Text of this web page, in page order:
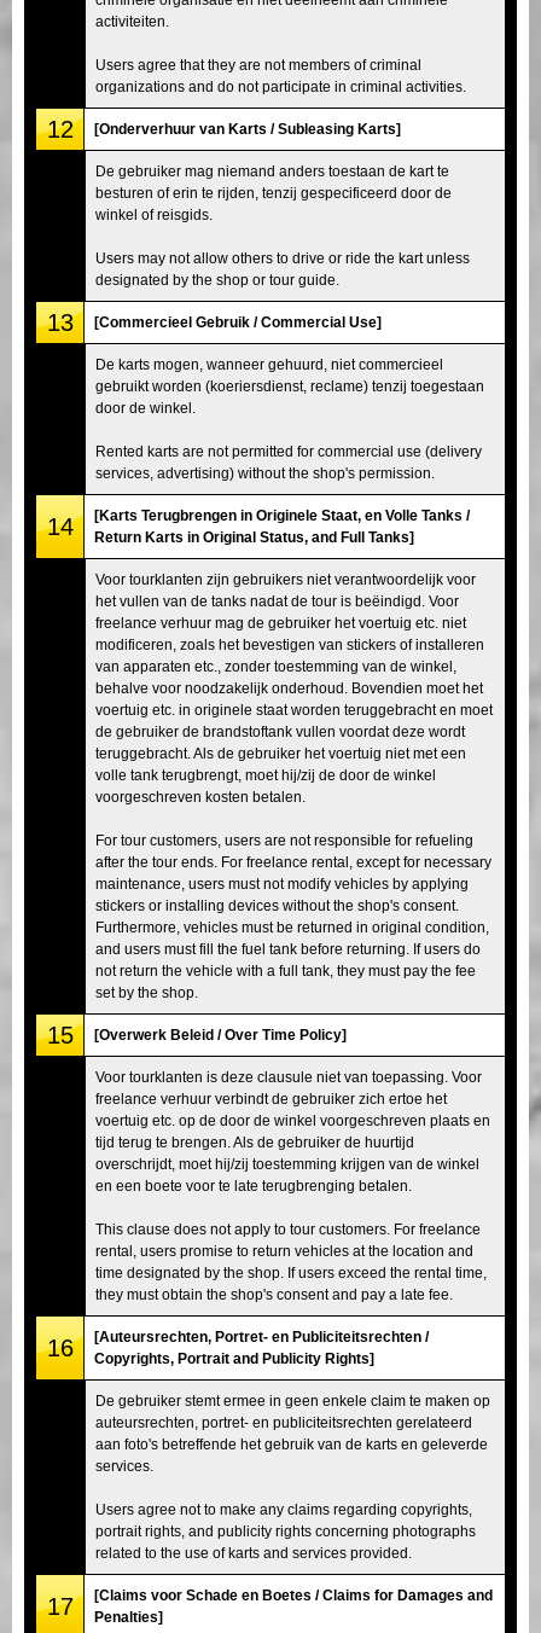
activiteiten.
Users agree that they are not members of criminal
organizations and do not participate in criminal activities.
12 [Onderverhuur van Karts / Subleasing Karts]
De gebruiker mag niemand anders toestaan de kart te
besturen of erin te rijden, tenzij gespecificeerd door de
winkel of reisgids.
Users may not allow others to drive or ride the kart unless
designated by the shop or tour guide.
13 [Commercieel Gebruik / Commercial Use]
De karts mogen, wanneer gehuurd, niet commercieel
gebruikt worden (koeriersdienst, reclame) tenzij toegestaan
door de winkel.
Rented karts are not permitted for commercial use (delivery
services, advertising) without the shop's permission.
14
[Karts Terugbrengen in Originele Staat, en Volle Tanks /
Return Karts in Original Status, and Full Tanks]
Voor tourklanten zijn gebruikers niet verantwoordelijk voor
het vullen van de tanks nadat de tour is beëindigd. Voor
freelance verhuur mag de gebruiker het voertuig etc. niet
modificeren, zoals het bevestigen van stickers of installeren
van apparaten etc., zonder toestemming van de winkel,
behalve voor noodzakelijk onderhoud. Bovendien moet het
voertuig etc. in originele staat worden teruggebracht en moet
de gebruiker de brandstoftank vullen voordat deze wordt
teruggebracht. Als de gebruiker het voertuig niet met een
volle tank terugbrengt, moet hij/zij de door de winkel
voorgeschreven kosten betalen.
For tour customers, users are not responsible for refueling
after the tour ends. For freelance rental, except for necessary
maintenance, users must not modify vehicles by applying
stickers or installing devices without the shop's consent.
Furthermore, vehicles must be returned in original condition,
and users must fill the fuel tank before returning. If users do
not return the vehicle with a full tank, they must pay the fee
set by the shop.
15 [Overwerk Beleid / Over Time Policy]
Voor tourklanten is deze clausule niet van toepassing. Voor
freelance verhuur verbindt de gebruiker zich ertoe het
voertuig etc. op de door de winkel voorgeschreven plaats en
tijd terug te brengen. Als de gebruiker de huurtijd
overschrijdt, moet hij/zij toestemming krijgen van de winkel
en een boete voor te late terugbrenging betalen.
This clause does not apply to tour customers. For freelance
rental, users promise to return vehicles at the location and
time designated by the shop. If users exceed the rental time,
they must obtain the shop's consent and pay a late fee.
16
[Auteursrechten, Portret- en Publiciteitsrechten /
Copyrights, Portrait and Publicity Rights]
De gebruiker stemt ermee in geen enkele claim te maken op
auteursrechten, portret- en publiciteitsrechten gerelateerd
aan foto's betreffende het gebruik van de karts en geleverde
services.
Users agree not to make any claims regarding copyrights,
portrait rights, and publicity rights concerning photographs
related to the use of karts and services provided.
17
[Claims voor Schade en Boetes / Claims for Damages and
Penalties]